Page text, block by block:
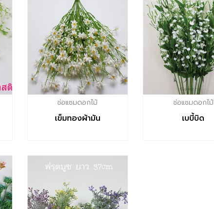
ช่อแซมดอกไม้
เข็มทองผ้ามัน
ช่อแซมดอกไม้
เบบี้บิด